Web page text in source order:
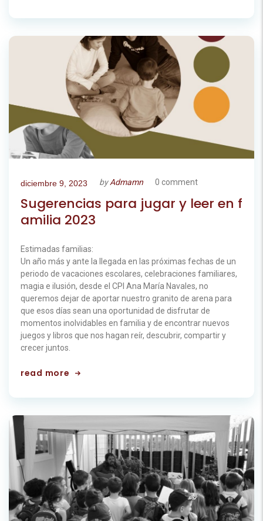
diciembre 9, 2023 byAdmamn 0 comment
Sugerencias para jugar y leer en f
amilia 2023
Estimadas familias:
Un año más y ante la llegada en las próximas fechas de un
periodo de vacaciones escolares, celebraciones familiares,
magia e ilusión, desde el CPI Ana María Navales, no
queremos dejar de aportar nuestro granito de arena para
que esos días sean una oportunidad de disfrutar de
momentos inolvidables en familia y de encontrar nuevos
juegos y libros que nos hagan reír, descubrir, compartir y
crecer juntos.
read more